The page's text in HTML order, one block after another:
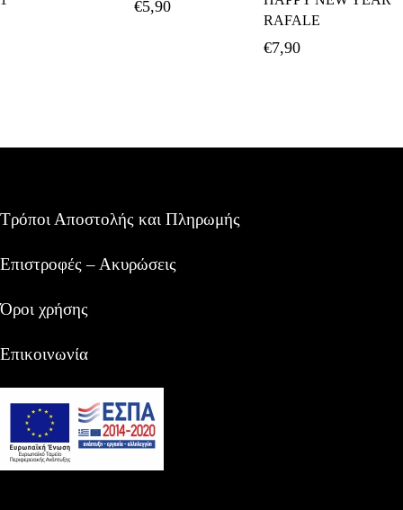
€5,90
RAFALE
€7,90
Τρόποι Αποστολής και Πληρωμής
Επιστροφές – Ακυρώσεις
Όροι χρήσης
Επικοινωνία